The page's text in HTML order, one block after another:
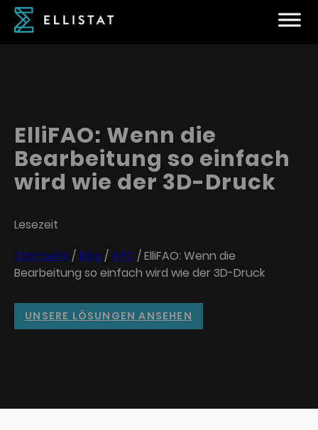
ElliFAO: Wenn die
Bearbeitung so einfach
wird wie der 3D-Druck
Lesezeit
Startseite /Blog /APC /ElliFAO: Wenn die
Bearbeitung so einfach wird wie der 3D-Druck
UNSERE LÖSUNGEN ANSEHEN